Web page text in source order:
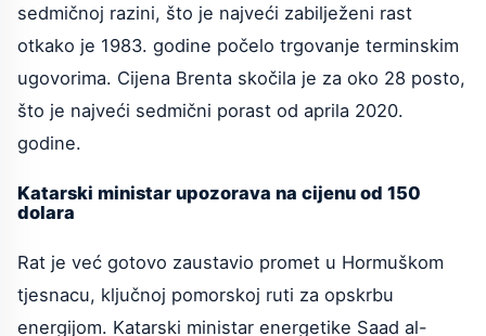
sedmičnoj razini, što je najveći zabilježeni rast
otkako je 1983. godine počelo trgovanje terminskim
ugovorima. Cijena Brenta skočila je za oko 28 posto,
što je najveći sedmični porast od aprila 2020.
godine.
Katarski ministar upozorava na cijenu od 150
dolara
Rat je već gotovo zaustavio promet u Hormuškom
tjesnacu, ključnoj pomorskoj ruti za opskrbu
energijom. Katarski ministar energetike Saad al-